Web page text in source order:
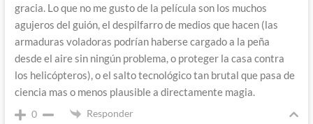
gracia. Lo que no me gusto de la película son los muchos
agujeros del guión, el despilfarro de medios que hacen (las
armaduras voladoras podrían haberse cargado a la peña
desde el aire sin ningún problema, o proteger la casa contra
los helicópteros), o el salto tecnológico tan brutal que pasa de
ciencia mas o menos plausible a directamente magia.
0 Responder